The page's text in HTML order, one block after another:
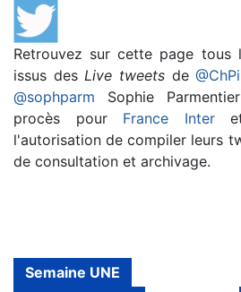
Retrouvez sur cette page tous
issus des Live tweetsde
@sophparm Sophie
procès pour France Interet
l'autorisation de compiler leurs
de consultation et archivage.
Semaine UNE